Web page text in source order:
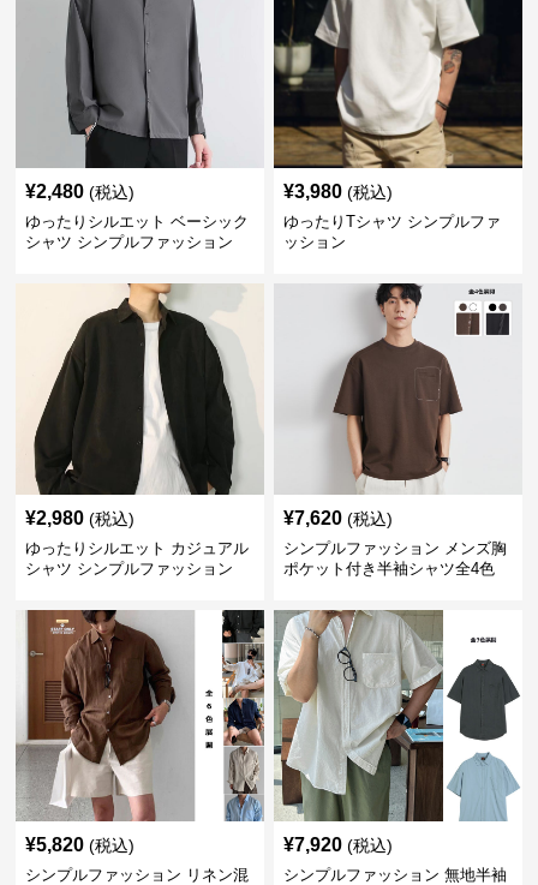
¥2,480 (税込)
ゆったりシルエット ベーシック
シャツ シンプルファッション
¥3,980 (税込)
ゆったりTシャツ シンプルファ
ッション
¥2,980 (税込)
ゆったりシルエット カジュアル
シャツ シンプルファッション
¥7,620 (税込)
シンプルファッション メンズ胸
ポケット付き半袖シャツ全4色
¥5,820 (税込)
シンプルファッション リネン混
¥7,920 (税込)
シンプルファッション 無地半袖